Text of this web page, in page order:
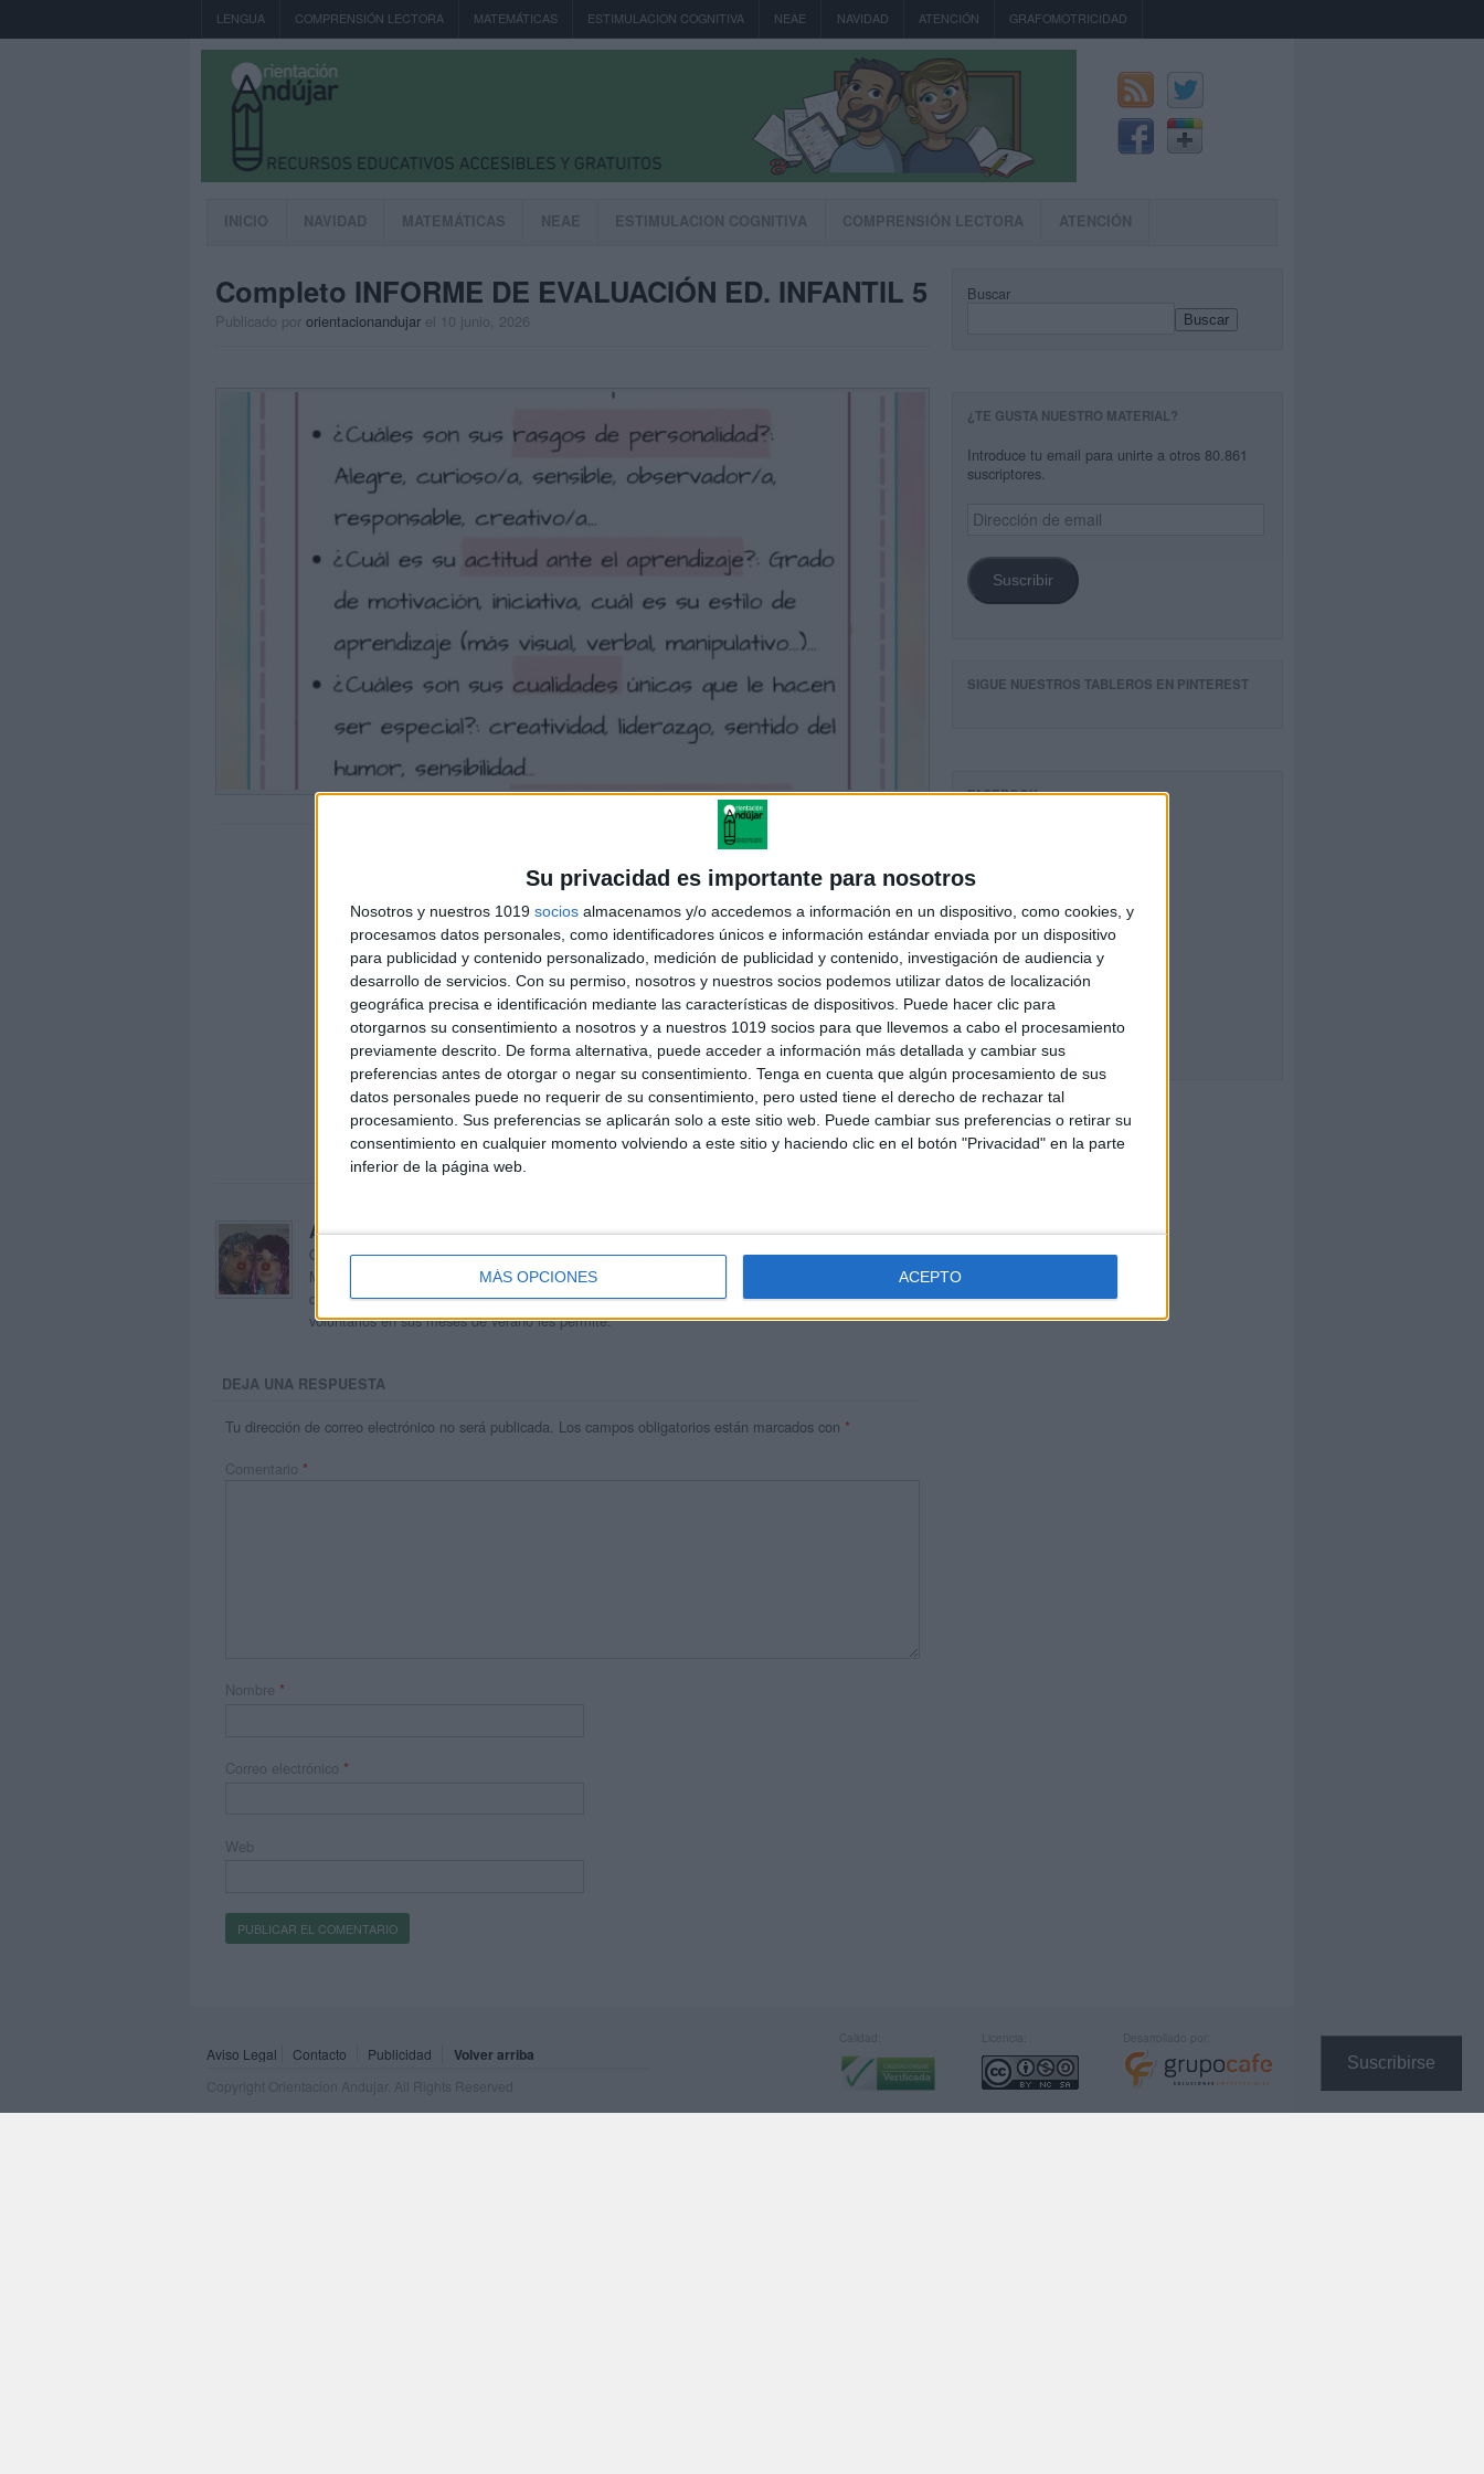
Su privacidad es importante para nosotros
Nosotros y nuestros 1019 socios almacenamos y/o accedemos a información en un dispositivo, como cookies, y
procesamos datos personales, como identificadores únicos e información estándar enviada por un dispositivo
para publicidad y contenido personalizado, medición de publicidad y contenido, investigación de audiencia y
desarrollo de servicios. Con su permiso, nosotros y nuestros socios podemos utilizar datos de localización
geográfica precisa e identificación mediante las características de dispositivos. Puede hacer clic para
otorgarnos su consentimiento a nosotros y a nuestros 1019 socios para que llevemos a cabo el procesamiento
previamente descrito. De forma alternativa, puede acceder a información más detallada y cambiar sus
preferencias antes de otorgar o negar su consentimiento. Tenga en cuenta que algún procesamiento de sus
datos personales puede no requerir de su consentimiento, pero usted tiene el derecho de rechazar tal
procesamiento. Sus preferencias se aplicarán solo a este sitio web. Puede cambiar sus preferencias o retirar su
consentimiento en cualquier momento volviendo a este sitio y haciendo clic en el botón "Privacidad" en la parte
inferior de la página web.
MÁS OPCIONES ACEPTO
Suscribirse
LENGUA COMPRENSIÓN LECTORA MATEMÁTICAS ESTIMULACION COGNITIVA NEAE NAVIDAD ATENCIÓN GRAFOMOTRICIDAD
INICIO NAVIDAD MATEMÁTICAS NEAE ESTIMULACION COGNITIVA COMPRENSIÓN LECTORA ATENCIÓN
Completo INFORME DE EVALUACIÓN ED. INFANTIL 5
Publicado por orientacionandujar el 10 junio, 2026
Acerca de orientacionandujar
Orientación Andújar no es solo un blog, es la apuesta personal de dos profesores Ginés y
Maribel, que además de ser pareja, son los encargados de los contenidos que encontramos
dentro del blog y en el cual, vuelcan la mayor parte del tiempo, que sus tareas como docentes, y
voluntarios en sus meses de verano les permite.
DEJA UNA RESPUESTA
Tu dirección de correo electrónico no será publicada. Los campos obligatorios están marcados con *
Comentario *
Nombre *
Correo electrónico *
Web
Buscar
Buscar
¿TE GUSTA NUESTRO MATERIAL?
Introduce tu email para unirte a otros 80.861
suscriptores.
Dirección
de
Suscribir
SIGUE NUESTROS TABLEROS EN PINTEREST
FACEBOOK
Aviso Legal Contacto Publicidad Volver arriba